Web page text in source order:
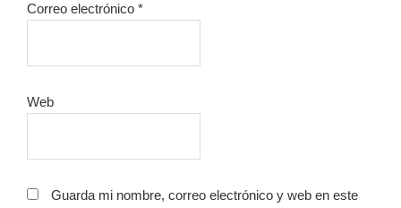
Correo electrónico *
Web
Guarda mi nombre, correo electrónico y web en este